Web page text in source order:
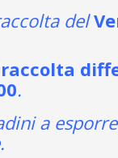
del
raccolta
.
a